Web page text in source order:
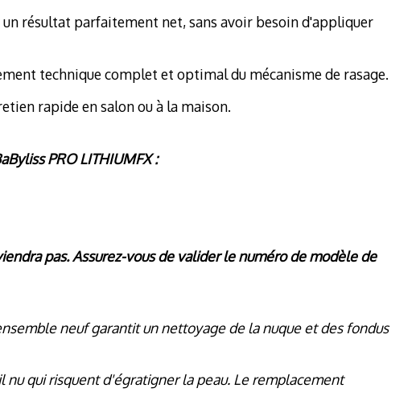
résultat parfaitement net, sans avoir besoin d'appliquer
technique complet et optimal du mécanisme de rasage.
rapide en salon ou à la maison.
PRO LITHIUMFX :
pas. Assurez-vous de valider le numéro de modèle de
neuf garantit un nettoyage de la nuque et des fondus
qui risquent d'égratigner la peau. Le remplacement